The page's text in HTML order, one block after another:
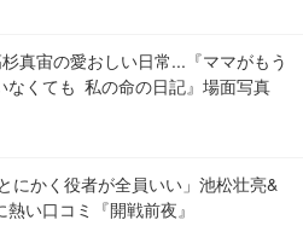
杉真宙の愛おしい日常...『ママがもう
なくても 私の命の日記』場面写真
にかく役者が全員いい」池松壮亮&
熱い口コミ『開戦前夜』